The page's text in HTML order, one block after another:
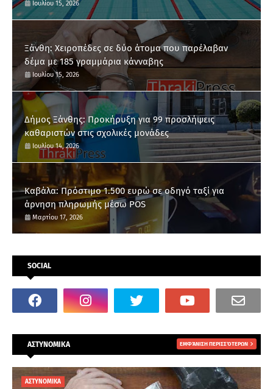
Ιουλίου 15, 2026
Ξάνθη: Χειροπέδες σε δύο άτομα που παρέλαβαν
δέμα με 185 γραμμάρια κάνναβης
Ιουλίου 15, 2026
Δήμος Ξάνθης: Προκήρυξη για 99 προσλήψεις
καθαριστών στις σχολικές μονάδες
Ιουλίου 14, 2026
Καβάλα: Πρόστιμο 1.500 ευρώ σε οδηγό ταξί για
άρνηση πληρωμής μέσω POS
Μαρτίου 17, 2026
SOCIAL
ΑΣΤΥΝΟΜΙΚΑ ΕΜΦΆΝΙΣΗ ΠΕΡΙΣΣΌΤΕΡΩΝ
ΑΣΤΥΝΟΜΙΚΑ